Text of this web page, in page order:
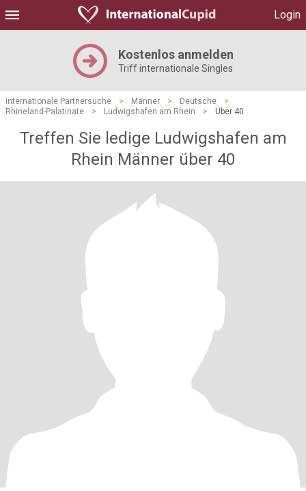
Login
Kostenlos anmelden
Triff internationale Singles
Internationale Partnersuche > Männer > Deutsche
>
Rhineland-Palatinate
> Ludwigshafen am Rhein > Über 40
Treffen Sie ledige Ludwigshafen am
Rhein Männer über 40